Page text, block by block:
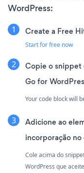
WordPress:
Create a Free
Start for free now
Copie o snippet
Go for
Your code block will
Adicione ao
incorporação
Cole acima do
WordPress que